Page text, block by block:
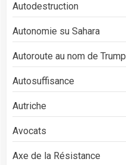
Autodestruction
Autonomie su Sahara
Autoroute au nom de Trump
Autosuffisance
Autriche
Avocats
Axe de la Résistance